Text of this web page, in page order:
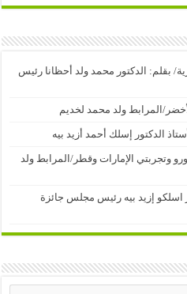
بقلم: الدكتور محمد ولد أحظانا رئيس
المرابط ولد محمد لخديم
الدكتور إسلك أحمد أزيد بيه
وتجربتي الإمارات وقطر/المرابط ولد
اسلكو إزيد بيه رئيس مجلس جائزة